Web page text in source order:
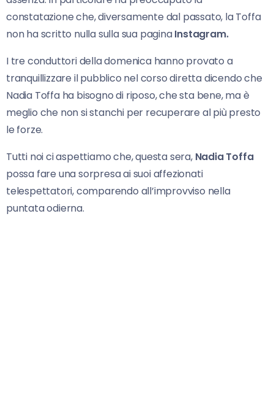
constatazione che, diversamente dal passato, la Toffa
non ha scritto nulla sulla sua paginaInstagram.
I tre conduttori della domenica hanno provato a
tranquillizzare il pubblico nel corso diretta dicendo che
Nadia Toffa ha bisogno di riposo, che sta bene, ma è
meglio che non si stanchi per recuperare al più presto
le forze.
Tutti noi ci aspettiamo che, questa sera, Nadia Toffa
possa fare una sorpresa ai suoi affezionati
telespettatori, comparendo all’improvviso nella
puntata odierna.